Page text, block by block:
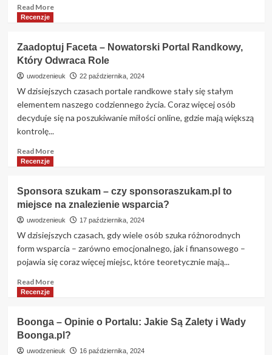
Read MoreRead
–
Czy
to
portal
randkowy
wart
uwagi?
Szczegółowa
Recenzje
Zaadoptuj Faceta – Nowatorski Portal Randkowy,
Który Odwraca Role
uwodzenieuk 22 października, 2024
W dzisiejszych czasach portale randkowe stały się stałym
elementem naszego codziennego życia. Coraz więcej osób
decyduje się na poszukiwanie miłości online, gdzie mają większą
kontrolę...
Read MoreRead
Faceta
–
Nowatorski
Portal
Randkowy,
Który
Odwraca
Recenzje
Sponsora szukam – czy sponsoraszukam.pl to
miejsce na znalezienie wsparcia?
uwodzenieuk 17 października, 2024
W dzisiejszych czasach, gdy wiele osób szuka różnorodnych
form wsparcia – zarówno emocjonalnego, jak i finansowego –
pojawia się coraz więcej miejsc, które teoretycznie mają...
Read MoreRead
szukam
–
czy
Recenzje
Boonga – Opinie o Portalu: Jakie Są Zalety i Wady
Boonga.pl?
uwodzenieuk 16 października, 2024